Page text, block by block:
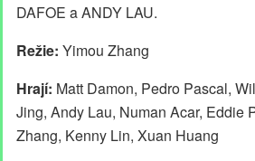
DAFOE a ANDY LAU.
Režie: Yimou Zhang
Hrají: Matt Damon, Pedro Pascal,
Jing, Andy Lau, Numan Acar, Eddie
Zhang, Kenny Lin, Xuan Huang